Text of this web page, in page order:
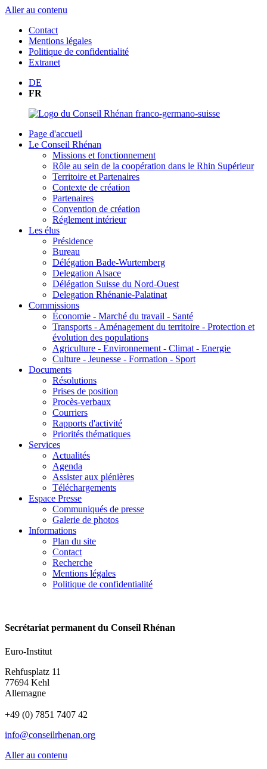
Aller au contenu
Contact
Mentions légales
Politique de confidentialité
Extranet
DE
FR
Page d'accueil
Le Conseil Rhénan
Missions et fonctionnement
Rôle au sein de la coopération dans le Rhin Supérieur
Territoire et Partenaires
Contexte de création
Partenaires
Convention de création
Réglement intérieur
Les élus
Présidence
Bureau
Délégation Bade-Wurtemberg
Delegation Alsace
Délégation Suisse du Nord-Ouest
Delegation Rhénanie-Palatinat
Commissions
Économie - Marché du travail - Santé
Transports - Aménagement du territoire - Protection et
évolution des populations
Agriculture - Environnement - Climat - Energie
Culture - Jeunesse - Formation - Sport
Documents
Résolutions
Prises de position
Procès-verbaux
Courriers
Rapports d'activité
Priorités thématiques
Services
Actualités
Agenda
Assister aux plénières
Téléchargements
Espace Presse
Communiqués de presse
Galerie de photos
Informations
Plan du site
Contact
Recherche
Mentions légales
Politique de confidentialité
Secrétariat permanent du Conseil Rhénan
Euro-Institut
Rehfusplatz 11
77694 Kehl
Allemagne
+49 (0) 7851 7407 42
info@conseilrhenan.org
Aller au contenu